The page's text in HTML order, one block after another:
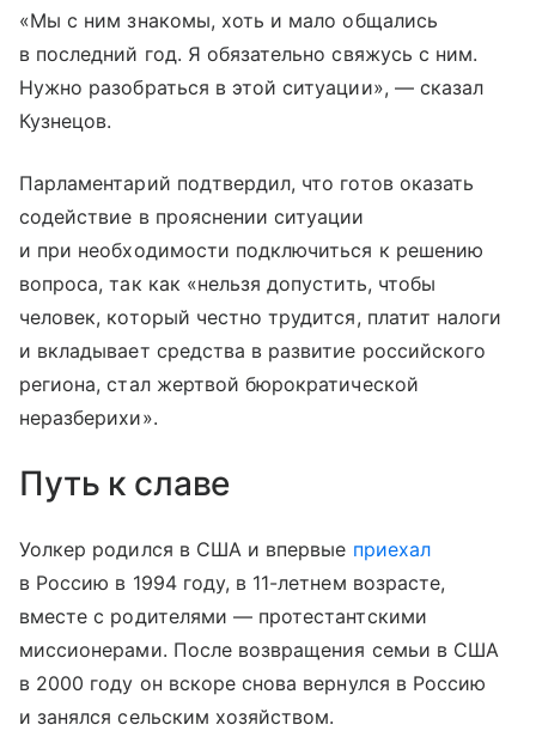
«Мы с ним знакомы, хоть и мало общались
в последний год. Я обязательно свяжусь с ним.
Нужно разобраться в этой ситуации», — сказал
Кузнецов.
Парламентарий подтвердил, что готов оказать
содействие в прояснении ситуации
и при необходимости подключиться к решению
вопроса, так как «нельзя допустить, чтобы
человек, который честно трудится, платит налоги
и вкладывает средства в развитие российского
региона, стал жертвой бюрократической
неразберихи».
Путь к славе
Уолкер родился в США и впервые приехал
в Россию в 1994 году, в 11-летнем возрасте,
вместе с родителями — протестантскими
миссионерами. После возвращения семьи в США
в 2000 году он вскоре снова вернулся в Россию
и занялся сельским хозяйством.